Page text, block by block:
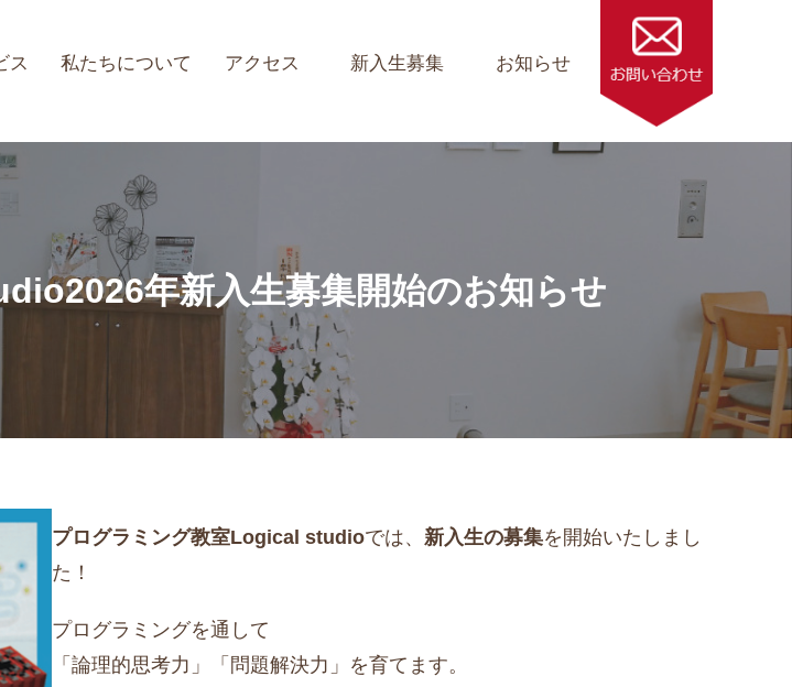
ス 私たちについて アクセス 新入生募集 お知らせ
年新入生募集開始のお知らせ
プログラミング教室Logical studioでは、 新入生の募集を開始いたしまし
た！
プログラミングを通して
「論理的思考力」「問題解決力」を育てます。